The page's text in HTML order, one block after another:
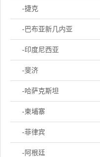
-捷克
-巴布亚新几内亚
-印度尼西亚
-斐济
-哈萨克斯坦
-柬埔寨
-菲律宾
-阿根廷